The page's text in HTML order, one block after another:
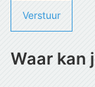
Waar kan